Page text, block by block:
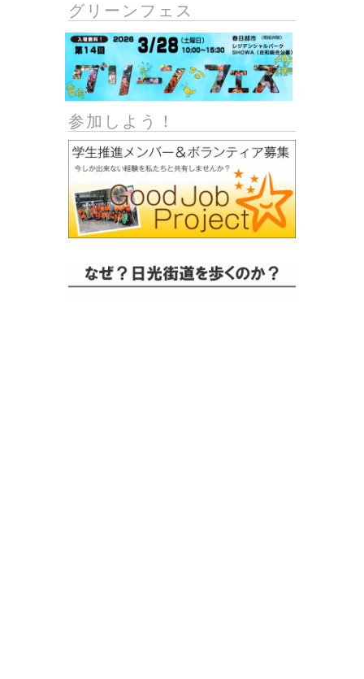
グリーンフェス
参加しよう！